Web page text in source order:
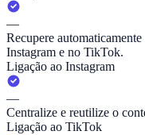
—
Recupere
Instagram e no TikTok.
Ligação ao Instagram
—
Centralize e reutilize o
Ligação ao TikTok